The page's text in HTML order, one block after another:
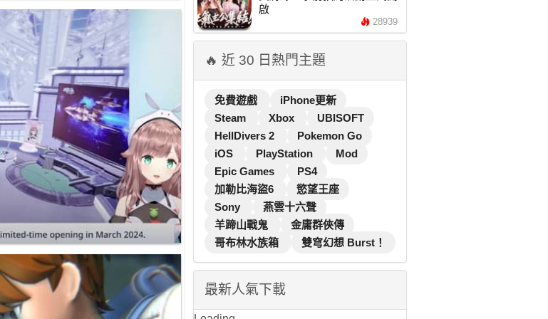
啟
28939
🔥 近 30 日熱門主題
免費遊戲
iPhone更新
Steam
Xbox
UBISOFT
HellDivers 2
Pokemon Go
iOS
PlayStation
Mod
Epic Games
PS4
加勒比海盜6
慾望王座
Sony
燕雲十六聲
羊蹄山戰鬼
金庸群俠傳
哥布林水族箱
雙穹幻想 Burst！
最新人氣下載